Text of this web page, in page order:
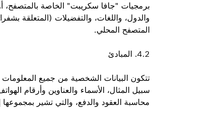
برمجيات "جافا سكريبت" الخاصة
والدول، واللغات، والتفضيلات (المتعلقة
المتصفح المحلي.
4.2. المبادئ
تتكون البيانات الشخصية من جميع
سبيل المثال، الأسماء والعناوين وأرقام
محاسبة العقود والدفع، والتي تشير